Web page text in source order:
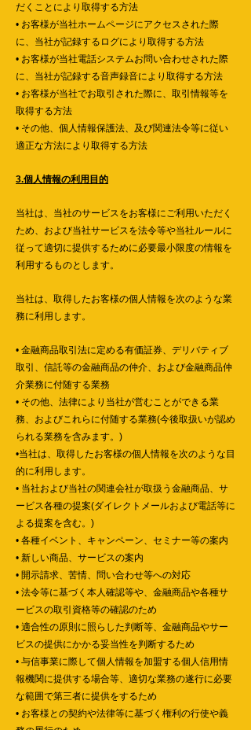
だくことにより取得する方法
• お客様が当社ホームページにアクセスされた際
に、当社が記録するログにより取得する方法
• お客様が当社電話システムお問い合わせされた際
に、当社が記録する音声録音により取得する方法
• お客様が当社でお取引された際に、取引情報等を
取得する方法
• その他、個人情報保護法、及び関連法令等に従い
適正な方法により取得する方法
3.個人情報の利用目的
当社は、当社のサービスをお客様にご利用いただく
ため、および当社サービスを法令等や当社ルールに
従って適切に提供するために必要最小限度の情報を
利用するものとします。
当社は、取得したお客様の個人情報を次のような業
務に利用します。
• 金融商品取引法に定める有価証券、デリバティブ
取引、信託等の金融商品の仲介、および金融商品仲
介業務に付随する業務
• その他、法律により当社が営むことができる業
務、およびこれらに付随する業務(今後取扱いが認め
られる業務を含みます。)
•当社は、取得したお客様の個人情報を次のような目
的に利用します。
• 当社および当社の関連会社が取扱う金融商品、サ
ービス各種の提案(ダイレクトメールおよび電話等に
よる提案を含む。)
• 各種イベント、キャンペーン、セミナー等の案内
• 新しい商品、サービスの案内
• 開示請求、苦情、問い合わせ等への対応
• 法令等に基づく本人確認等や、金融商品や各種サ
ービスの取引資格等の確認のため
• 適合性の原則に照らした判断等、金融商品やサー
ビスの提供にかかる妥当性を判断するため
• 与信事業に際して個人情報を加盟する個人信用情
報機関に提供する場合等、適切な業務の遂行に必要
な範囲で第三者に提供をするため
• お客様との契約や法律等に基づく権利の行使や義